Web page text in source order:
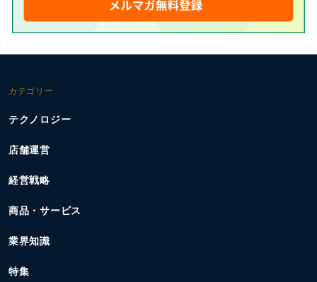
カテゴリー
テクノロジー
店舗運営
経営戦略
商品・サービス
業界知識
特集